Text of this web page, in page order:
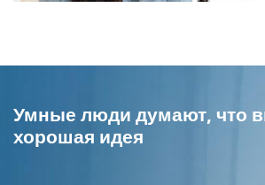
Умные люди думают, что
хорошая идея